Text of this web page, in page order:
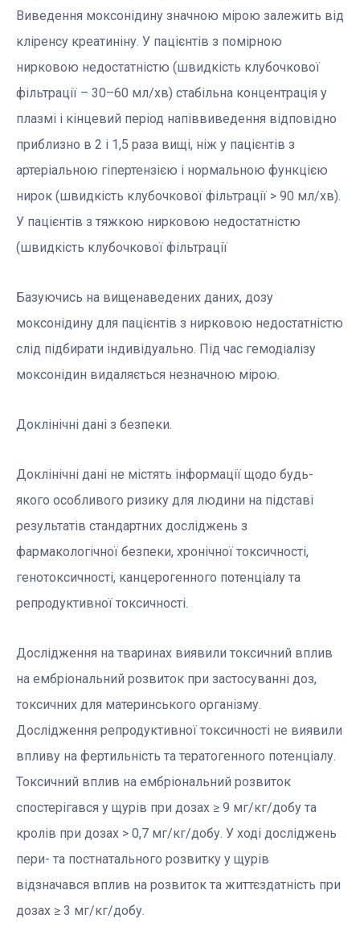
Виведення моксонідину значною мірою залежить від
кліренсу креатиніну. У пацієнтів з помірною
нирковою недостатністю (швидкість клубочкової
фільтрації – 30–60 мл/хв) стабільна концентрація у
плазмі і кінцевий період напіввиведення відповідно
приблизно в 2 і 1,5 раза вищі, ніж у пацієнтів з
артеріальною гіпертензією і нормальною функцією
нирок (швидкість клубочкової фільтрації > 90 мл/хв).
У пацієнтів з тяжкою нирковою недостатністю
(швидкість клубочкової фільтрації
Базуючись на вищенаведених даних, дозу
моксонідину для пацієнтів з нирковою недостатністю
слід підбирати індивідуально. Під час гемодіалізу
моксонідин видаляється незначною мірою.
Доклінічні дані з безпеки.
Доклінічні дані не містять інформації щодо будь-
якого особливого ризику для людини на підставі
результатів стандартних досліджень з
фармакологічної безпеки, хронічної токсичності,
генотоксичності, канцерогенного потенціалу та
репродуктивної токсичності.
Дoслідження на тваринах виявили токсичний вплив
на ембріональний розвиток при застосуванні доз,
токсичних для материнського організму.
Дослідження репродуктивної токсичності не виявили
впливу на фертильність та тератогенного потенціалу.
Токсичний вплив на ембріональний розвиток
спостерігався у щурів при дозах ≥ 9 мг/кг/добу та
кролів при дозах > 0,7 мг/кг/добу. У ході досліджень
пери- та постнатального розвитку у щурів
відзначався вплив на розвиток та життєздатність при
дозах ≥ 3 мг/кг/добу.